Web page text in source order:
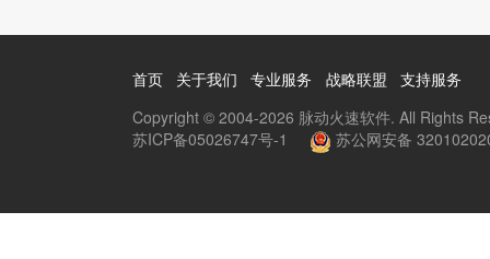
首页 关于我们 专业服务 战略联盟
支持服务
Copyright © 2004-2026 脉动火速软件. All Rights
苏公网安备
苏ICP备05026747号-1